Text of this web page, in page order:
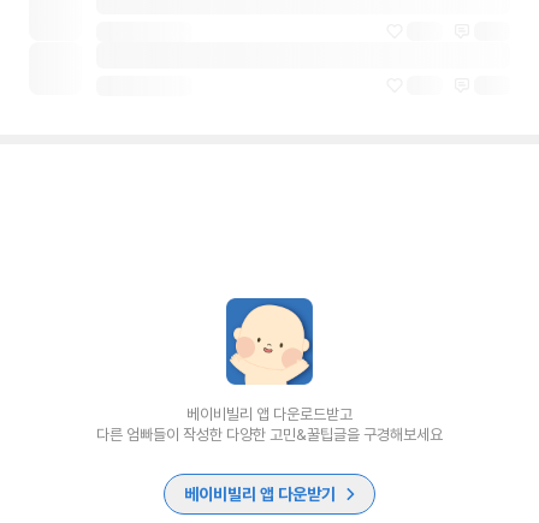
베이비빌리 앱 다운로드받고
다른 엄빠들이 작성한 다양한 고민&꿀팁글을 구경해보세요
베이비빌리 앱 다운받기